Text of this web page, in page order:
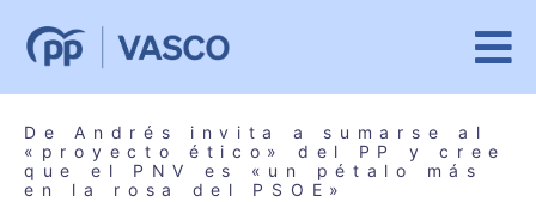
De Andrés invita a sumarse al
«proyecto ético» del PP y cree
que el PNV es «un pétalo más
en la rosa del PSOE»